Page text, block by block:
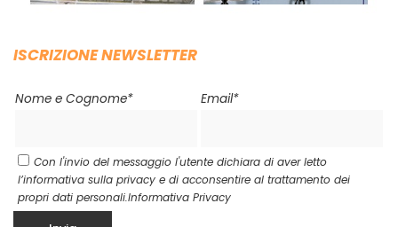
ISCRIZIONE NEWSLETTER
Nome e Cognome* Email*
Con l'invio del messaggio l'utente dichiara di aver letto
l’informativa sulla privacy e di acconsentire al trattamento dei
propri dati personali.Informativa Privacy